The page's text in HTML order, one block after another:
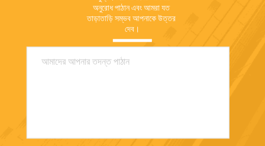
অনুরোধ পাঠান এবং আমরা যত
তাড়াতাড়ি সম্ভব আপনাকে উত্তর
দেব।